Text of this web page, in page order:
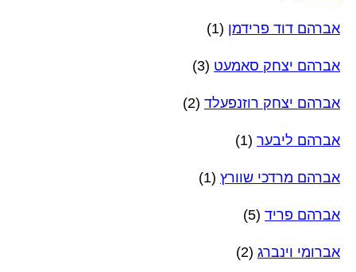
אברהם דוד פרידמן (1)
אברהם יצחק סאמעט (3)
אברהם יצחק רוזנפעלד (2)
אברהם ליבער (1)
אברהם מרדכי שוורץ (1)
אברהם פריד (5)
אברומי וינברג (2)